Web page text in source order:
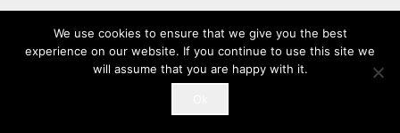
We use cookies to ensure that we give you the best
experience on our website. If you continue to use this site we
will assume that you are happy with it.